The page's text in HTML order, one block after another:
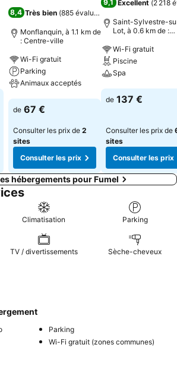
8,4 Très bien (885 évaluations
Monflanquin, à 1.1 km de
: Centre-ville
Wi-Fi gratuit
Parking
Animaux acceptés
Consulter les prix
de 67 €
Consulter les prix de 2
sites
Consulter les prix
9,1 Excellent (2 218
Saint-Sylvestre-
Lot, à 0.6 km de :
Wi-Fi gratuit
Piscine
Spa
Consulter les
de 137 €
Consulter les prix de
sites
Consulter les prix
hébergements pour Fumel
Climatisation Parking
TV / divertissements Sèche-cheveux
Parking
Wi-Fi gratuit (zones communes)